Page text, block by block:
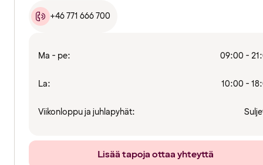
+46 771 666 700
Ma - pe: 09:00 -
La: 10:00 -
Viikonloppu ja juhlapyhät:
Lisää tapoja ottaa yhteyttä